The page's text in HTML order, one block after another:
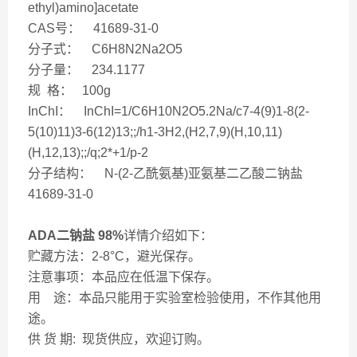
ethyl)amino]acetate
CAS号： 41689-31-0
分子式： C6H8N2Na2O5
分子量： 234.1177
规 格： 100g
InChI： InChI=1/C6H10N2O5.2Na/c7-4(9)1-8(2-
5(10)11)3-6(12)13;;/h1-3H2,(H2,7,9)(H,10,11)
(H,12,13);;/q;2*+1/p-2
分子结构： N-(2-乙酰氨基)亚氨基二乙酸二钠盐
41689-31-0
ADA二钠盐 98%详情介绍如下：
贮藏方法：2-8°C，避光保存。
注意事项：本品应在低温下保存。
用 途：本品只能用于实验室检验使用，不作其他用
途。
供 货 期: 现货供应，欢迎订购。